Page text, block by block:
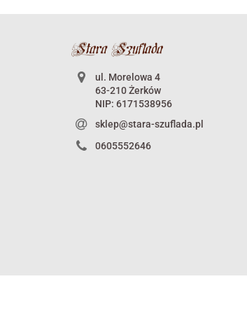
ul. Morelowa 4
63-210 Żerków
NIP: 6171538956
sklep@stara-szuflada.pl
0605552646